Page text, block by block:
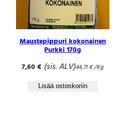
Maustepippuri kokonainen
Purkki 170g
7,60€ (sis. ALV)44,71€/Kg
Lisää ostoskoriin